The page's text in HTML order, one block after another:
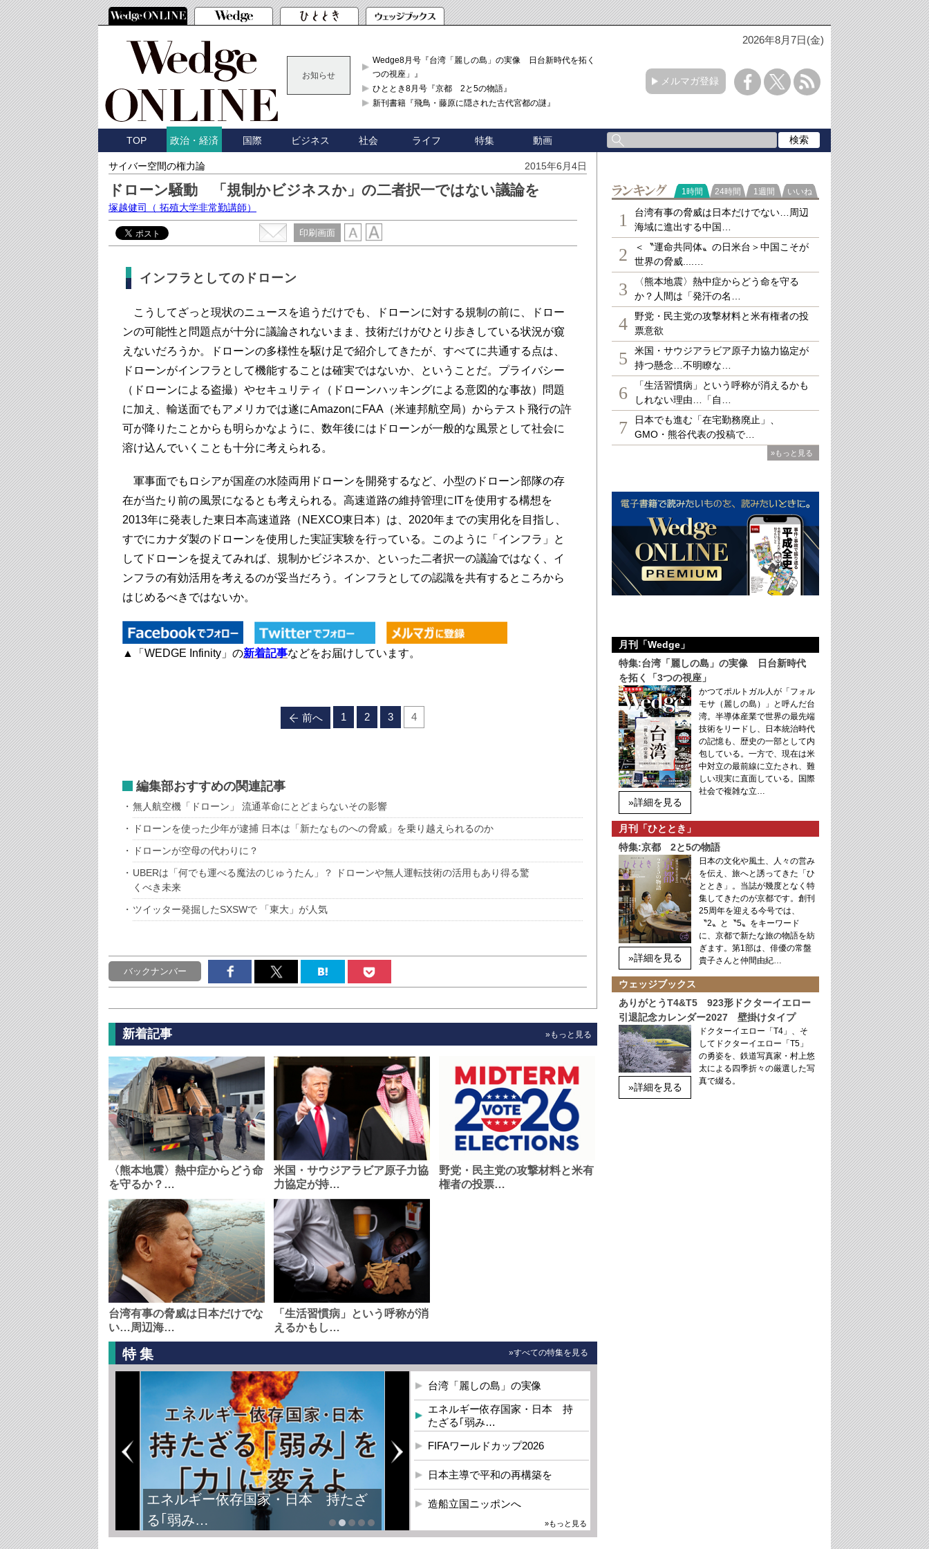
2026年8月7日(金)
お知らせ
Wedge8月号『台湾「麗しの島」の実像 日台新時代を拓く「3
つの視座」』
ひととき8月号『京都 2と5の物語』
新刊書籍『飛鳥・藤原に隠された古代宮都の謎』
メルマガ登録
TOP 政治・経済 国際 ビジネス 社会 ライフ 特集 動画
サイバー空間の権力論 2015年6月4日
ドローン騒動 「規制かビジネスか」の二者択一ではない議論を
塚越健司 （ 拓殖大学非常勤講師）
印刷画面
インフラとしてのドローン
こうしてざっと現状のニュースを追うだけでも、ドローンに対する規制の前に、ドロー
ンの可能性と問題点が十分に議論されないまま、技術だけがひとり歩きしている状況が窺
えないだろうか。ドローンの多様性を駆け足で紹介してきたが、すべてに共通する点は、
ドローンがインフラとして機能することは確実ではないか、ということだ。プライバシー
（ドローンによる盗撮）やセキュリティ（ドローンハッキングによる意図的な事故）問題
に加え、輸送面でもアメリカでは遂にAmazonにFAA（米連邦航空局）からテスト飛行の許
可が降りたことからも明らかなように、数年後にはドローンが一般的な風景として社会に
溶け込んでいくことも十分に考えられる。
軍事面でもロシアが国産の水陸両用ドローンを開発するなど、小型のドローン部隊の存
在が当たり前の風景になるとも考えられる。高速道路の維持管理にITを使用する構想を
2013年に発表した東日本高速道路（NEXCO東日本）は、2020年までの実用化を目指し、
すでにカナダ製のドローンを使用した実証実験を行っている。このように「インフラ」と
してドローンを捉えてみれば、規制かビジネスか、といった二者択一の議論ではなく、イ
ンフラの有効活用を考えるのが妥当だろう。インフラとしての認識を共有するところから
はじめるべきではないか。
▲「WEDGE Infinity」の新着記事などをお届けしています。
前へ 1 2 3 4
編集部おすすめの関連記事
無人航空機「ドローン」 流通革命にとどまらないその影響
ドローンを使った少年が逮捕 日本は「新たなものへの脅威」を乗り越えられるのか
ドローンが空母の代わりに？
UBERは「何でも運べる魔法のじゅうたん」？ ドローンや無人運転技術の活用もあり得る驚
くべき未来
ツイッター発掘したSXSWで 「東大」が人気
バックナンバー
新着記事 »もっと見る
〈熊本地震〉熱中症からどう命
を守るか？…
米国・サウジアラビア原子力協
力協定が持…
野党・民主党の攻撃材料と米有
権者の投票…
台湾有事の脅威は日本だけでな
い…周辺海…
「生活習慣病」という呼称が消
えるかもし…
特集 »すべての特集を見る
エネルギー依存国家・日本 持たざ
る｢弱み…
台湾「麗しの島」の実像
エネルギー依存国家・日本 持
たざる｢弱み…
FIFAワールドカップ2026
日本主導で平和の再構築を
造船立国ニッポンへ
»もっと見る
ランキング
1時間 24時間 1週間 いいね
1
台湾有事の脅威は日本だけでない…周辺
海域に進出する中国…
2
＜〝運命共同体〟の日米台＞中国こそが
世界の脅威....…
3
〈熊本地震〉熱中症からどう命を守る
か？人間は「発汗の名…
4
野党・民主党の攻撃材料と米有権者の投
票意欲
5
米国・サウジアラビア原子力協力協定が
持つ懸念…不明瞭な…
6
「生活習慣病」という呼称が消えるかも
しれない理由…「自…
7
日本でも進む「在宅勤務廃止」、
GMO・熊谷代表の投稿で…
»もっと見る
月刊「Wedge」
特集:台湾「麗しの島」の実像 日台新時代
を拓く「3つの視座」
»詳細を見る
かつてポルトガル人が「フォル
モサ（麗しの島）」と呼んだ台
湾。半導体産業で世界の最先端
技術をリードし、日本統治時代
の記憶も、歴史の一部として内
包している。一方で、現在は米
中対立の最前線に立たされ、難
しい現実に直面している。国際
社会で複雑な立…
月刊「ひととき」
特集:京都 2と5の物語
»詳細を見る
日本の文化や風土、人々の営み
を伝え、旅へと誘ってきた「ひ
ととき」。当誌が幾度となく特
集してきたのが京都です。創刊
25周年を迎える今号では、
〝2〟と〝5〟をキーワード
に、京都で新たな旅の物語を紡
ぎます。第1部は、俳優の常盤
貴子さんと仲間由紀…
ウェッジブックス
ありがとうT4&T5 923形ドクターイエロー
引退記念カレンダー2027 壁掛けタイプ
»詳細を見る
ドクターイエロー「T4」、そ
してドクターイエロー「T5」
の勇姿を、鉄道写真家・村上悠
太による四季折々の厳選した写
真で綴る。